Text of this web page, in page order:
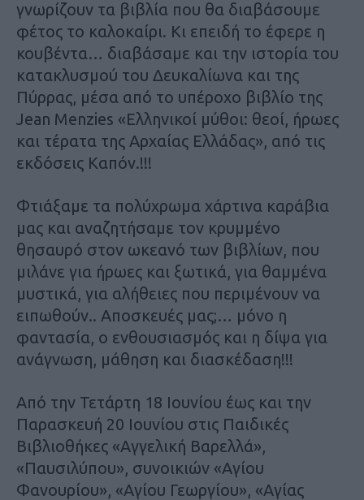
γνωρίζουν τα βιβλία που θα διαβάσουμε
φέτος το καλοκαίρι. Κι επειδή το έφερε η
κουβέντα… διαβάσαμε και την ιστορία του
κατακλυσμού του Δευκαλίωνα και της
Πύρρας, μέσα από το υπέροχο βιβλίο της
Jean Menzies «Ελληνικοί μύθοι: θεοί, ήρωες
και τέρατα της Αρχαίας Ελλάδας», από τις
εκδόσεις Καπόν.!!!
Φτιάξαμε τα πολύχρωμα χάρτινα καράβια
μας και αναζητήσαμε τον κρυμμένο
θησαυρό στον ωκεανό των βιβλίων, που
μιλάνε για ήρωες και ξωτικά, για θαμμένα
μυστικά, για αλήθειες που περιμένουν να
ειπωθούν.. Αποσκευές μας;… μόνο η
φαντασία, ο ενθουσιασμός και η δίψα για
ανάγνωση, μάθηση και διασκέδαση!!!
Από την Τετάρτη 18 Ιουνίου έως και την
Παρασκευή 20 Ιουνίου στις Παιδικές
Βιβλιοθήκες «Αγγελική Βαρελλά»,
«Παυσιλύπου», συνοικιών «Αγίου
Φανουρίου», «Αγίου Γεωργίου», «Αγίας